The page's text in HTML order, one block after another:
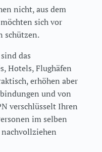
nicht, aus dem
sich vor
schützen.
das
Hotels, Flughäfen
erhöhen aber
und von
verschlüsselt Ihren
im selben